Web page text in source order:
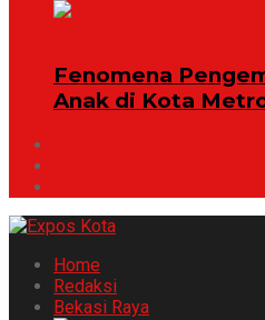
Fenomena
Anak di Kota
Home
Redaksi
Bekasi Raya